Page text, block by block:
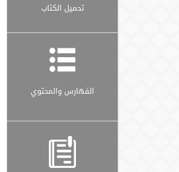
تحميل الكتاب
الفهارس والمحتوي